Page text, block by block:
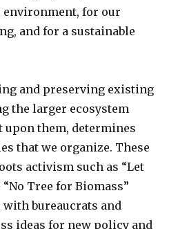
for our
and for a sustainable
and preserving existing
the larger ecosystem
upon them, determines
that we organize. These
activism such as “Let
Tree for Biomass”
bureaucrats and
ideas for new policy and